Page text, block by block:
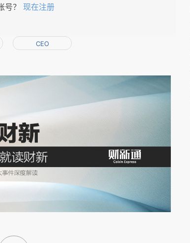
就是曼联史上的悲剧角色。
：屈指算来，莫耶斯在总教头的位置上只坐了10
之一，曾20次获得英超桂冠。其中13座奖杯是在
年的那座冠军。弗格森（Alex Ferguson）执教球
执行官，以他的战绩估计，应该只有领导一流标
和成就论，也只是略逊于执掌伯克希尔哈撒韦的
。
向来是个棘手的问题；可要是在一家声名远扬的
位老资格的最高领导者，那就更加让人头痛了。
）公司，
曼联的身份绝不仅是职业体育队，还是
号？ 现在注册
CEO